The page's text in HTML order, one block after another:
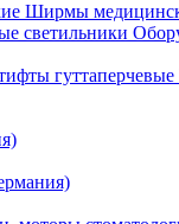
Ширмы
светильники
гуттаперчевые